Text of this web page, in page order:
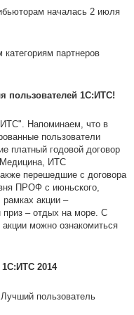
началась 2 июля
партнеров
пользователей 1С:ИТС!
Напоминаем, что в
пользователи
платный годовой договор
ИТС
перешедшие с договора
ПРОФ с июньского,
рамках акции –
– отдых на море. С
можно ознакомиться
1С:ИТС 2014
пользователь